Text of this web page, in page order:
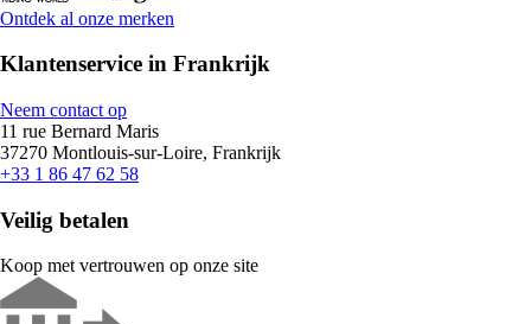
Ontdek al onze merken
Klantenservice in Frankrijk
Neem contact op
11 rue Bernard Maris
37270 Montlouis-sur-Loire, Frankrijk
+33 1 86 47 62 58
Veilig betalen
Koop met vertrouwen op onze site